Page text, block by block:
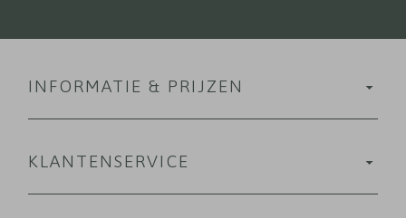
INFORMATIE & PRIJZEN
KLANTENSERVICE